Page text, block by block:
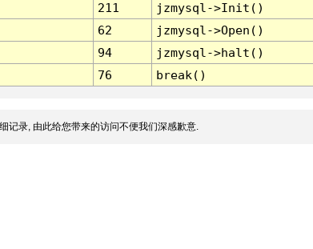
211
jzmysql->Init()
62
jzmysql->Open()
94
jzmysql->halt()
76 break()
记录, 由此给您带来的访问不便我们深感歉意.